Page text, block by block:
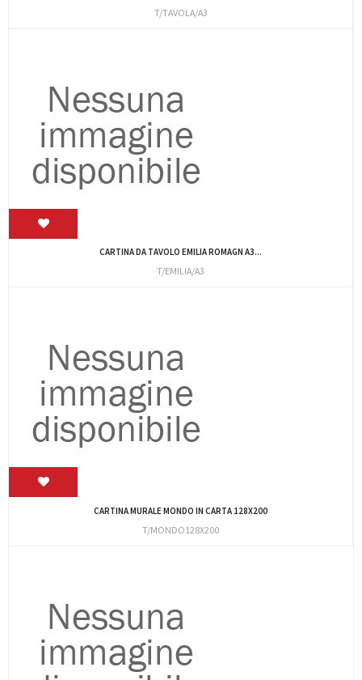
T/TAVOLA/A3
CARTINA DA TAVOLO EMILIA ROMAGN A3...
T/EMILIA/A3
CARTINA MURALE MONDO IN CARTA 128X200
T/MONDO128X200